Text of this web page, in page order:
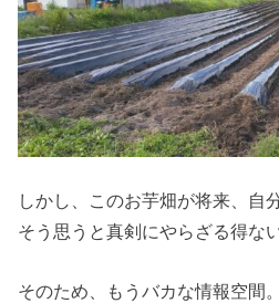
しかし、このお芋畑が将来、自
そう思うと真剣にやらざる得ない
そのため、もうバカな情報空間。